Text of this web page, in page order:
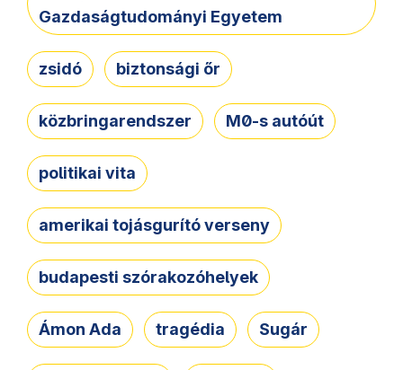
Gazdaságtudományi Egyetem
zsidó biztonsági őr
közbringarendszer M0-s autóút
politikai vita
amerikai tojásgurító verseny
budapesti szórakozóhelyek
Ámon Ada tragédia Sugár